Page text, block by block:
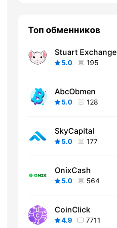
Топ обменников
Stuart Exchange
5.0 195
AbcObmen
5.0 128
SkyCapital
5.0 177
OnixCash
5.0 564
CoinClick
4.9 7711